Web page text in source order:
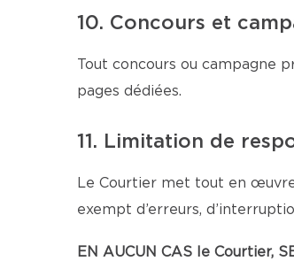
10. Concours et
Tout concours ou campagne
pages dédiées.
11. Limitation de
Le Courtier met tout en
exempt d’erreurs,
EN AUCUN CAS le Courtier,